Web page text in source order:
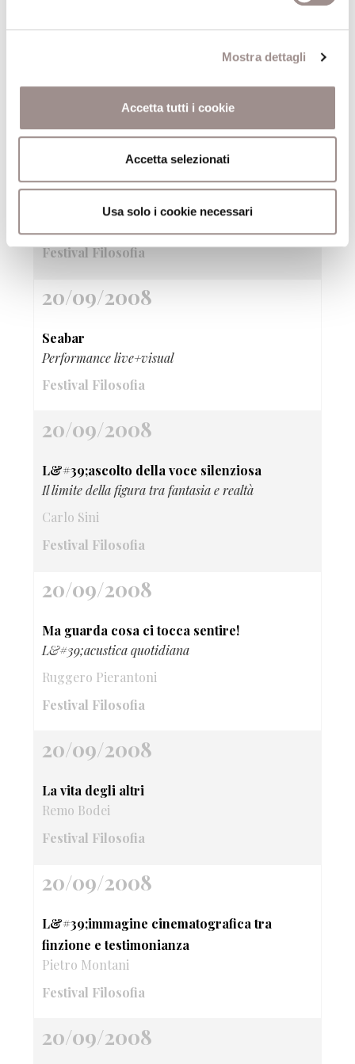
Mostra dettagli
Accetta tutti i cookie
Accetta selezionati
Usa solo i cookie necessari
20/09/2008
20/09/2008
Notturno di fantasma con ospiti
Festival Filosofia
20/09/2008
Seabar
Performance live+visual
Festival Filosofia
20/09/2008
L&#39;ascolto della voce silenziosa
Il limite della figura tra fantasia e realtà
Carlo Sini
Festival Filosofia
20/09/2008
Ma guarda cosa ci tocca sentire!
L&#39;acustica quotidiana
Ruggero Pierantoni
Festival Filosofia
20/09/2008
La vita degli altri
Remo Bodei
Festival Filosofia
20/09/2008
L&#39;immagine cinematografica tra
finzione e testimonianza
Pietro Montani
Festival Filosofia
20/09/2008